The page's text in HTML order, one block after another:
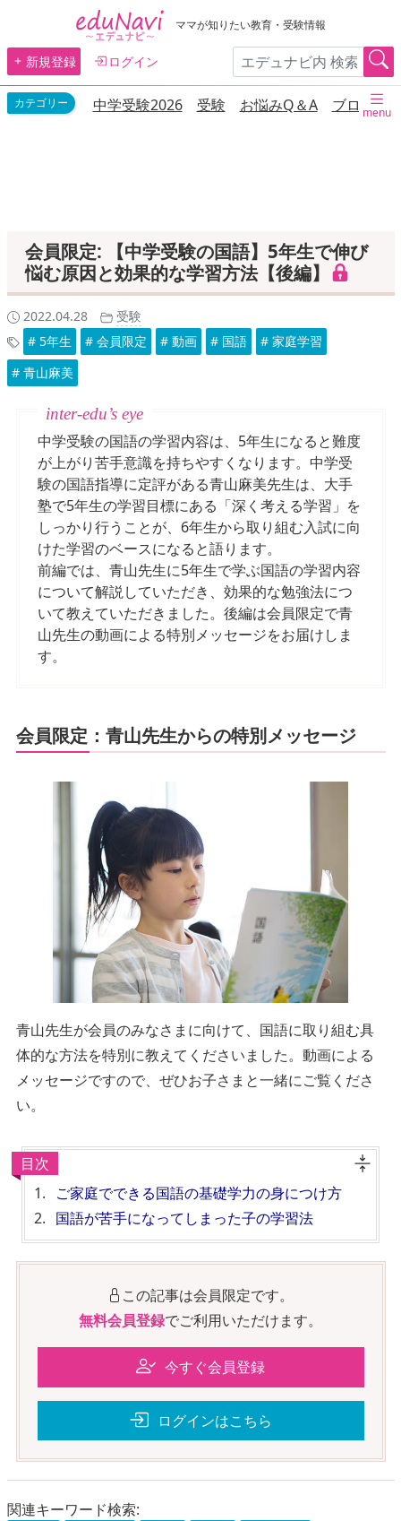
ママが知りたい教育・受験情報
新規登録 ログイン
中学受験2026 受験 お悩みQ＆A ブログmenu
会員限定: 【中学受験の国語】5年生で伸び
悩む原因と効果的な学習方法【後編】
2022.04.28
受験
# 5年生
# 会員限定 # 動画 # 国語
# 家庭学習
# 青山麻美
中学受験の国語の学習内容は、5年生になると難度
が上がり苦手意識を持ちやすくなります。中学受
験の国語指導に定評がある青山麻美先生は、大手
塾で5年生の学習目標にある「深く考える学習」を
しっかり行うことが、6年生から取り組む入試に向
けた学習のベースになると語ります。
前編では、青山先生に5年生で学ぶ国語の学習内容
について解説していただき、効果的な勉強法につ
いて教えていただきました。後編は会員限定で青
山先生の動画による特別メッセージをお届けしま
す。
会員限定：青山先生からの特別メッセージ
青山先生が会員のみなさまに向けて、国語に取り組む具
体的な方法を特別に教えてくださいました。動画による
メッセージですので、ぜひお子さまと一緒にご覧くださ
い。
目次
ご家庭でできる国語の基礎学力の身につけ方
国語が苦手になってしまった子の学習法
この記事は会員限定です。
無料会員登録でご利用いただけます。
今すぐ会員登録
ログインはこちら
関連キーワード検索: